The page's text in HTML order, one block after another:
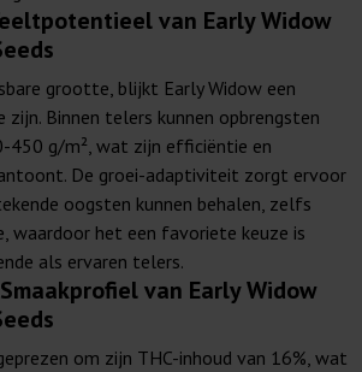
van Early Widow
grootte, blijkt Early Widow een
Binnen telers kunnen opbrengsten
450 g/m², wat zijn efficiëntie en
De groei-adaptiviteit zorgt ervoor
oogsten kunnen behalen, zelfs
waardoor het een favoriete keuze is
als ervaren telers.
van Early Widow
om zijn THC-inhoud van 16%, wat